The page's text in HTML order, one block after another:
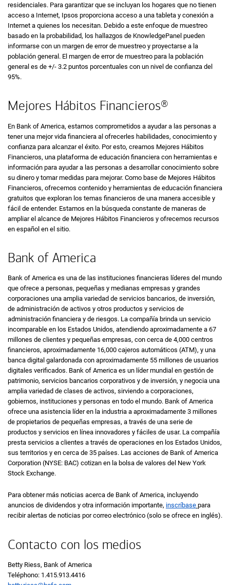
residenciales. Para garantizar que se incluyan los hogares que no tienen
acceso a Internet, Ipsos proporciona acceso a una tableta y conexión a
Internet a quienes los necesitan. Debido a este enfoque de muestreo
basado en la probabilidad, los hallazgos de KnowledgePanel pueden
informarse con un margen de error de muestreo y proyectarse a la
población general. El margen de error de muestreo para la población
general es de +/- 3.2 puntos porcentuales con un nivel de confianza del
95%.
Mejores Hábitos Financieros®
En Bank of America, estamos comprometidos a ayudar a las personas a
tener una mejor vida financiera al ofrecerles habilidades, conocimiento y
confianza para alcanzar el éxito. Por esto, creamos Mejores Hábitos
Financieros, una plataforma de educación financiera con herramientas e
información para ayudar a las personas a desarrollar conocimiento sobre
su dinero y tomar medidas para mejorar. Como base de Mejores Hábitos
Financieros, ofrecemos contenido y herramientas de educación financiera
gratuitos que exploran los temas financieros de una manera accesible y
fácil de entender. Estamos en la búsqueda constante de maneras de
ampliar el alcance de Mejores Hábitos Financieros y ofrecemos recursos
en español en el sitio.
Bank of America
Bank of America es una de las instituciones financieras líderes del mundo
que ofrece a personas, pequeñas y medianas empresas y grandes
corporaciones una amplia variedad de servicios bancarios, de inversión,
de administración de activos y otros productos y servicios de
administración financiera y de riesgos. La compañía brinda un servicio
incomparable en los Estados Unidos, atendiendo aproximadamente a 67
millones de clientes y pequeñas empresas, con cerca de 4,000 centros
financieros, aproximadamente 16,000 cajeros automáticos (ATM), y una
banca digital galardonada con aproximadamente 55 millones de usuarios
digitales verificados. Bank of America es un líder mundial en gestión de
patrimonio, servicios bancarios corporativos y de inversión, y negocia una
amplia variedad de clases de activos, sirviendo a corporaciones,
gobiernos, instituciones y personas en todo el mundo. Bank of America
ofrece una asistencia líder en la industria a aproximadamente 3 millones
de propietarios de pequeñas empresas, a través de una serie de
productos y servicios en línea innovadores y fáciles de usar. La compañía
presta servicios a clientes a través de operaciones en los Estados Unidos,
sus territorios y en cerca de 35 países. Las acciones de Bank of America
Corporation (NYSE: BAC) cotizan en la bolsa de valores del New York
Stock Exchange.
Para obtener más noticias acerca de Bank of America, incluyendo
anuncios de dividendos y otra información importante, inscríbase para
recibir alertas de noticias por correo electrónico (solo se ofrece en inglés).
Contacto con los medios
Betty Riess, Bank of America
Teléphono: 1.415.913.4416